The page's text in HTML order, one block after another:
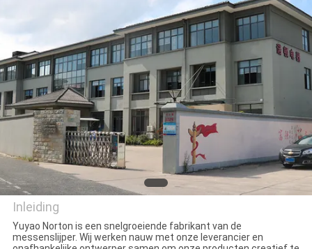
ONS
OP
NIEUWS
GEVALLEN
VRAAG
EEN
OFFERTE
Inleiding
Yuyao Norton is een snelgroeiende fabrikant van de
messenslijper. Wij werken nauw met onze leverancier en